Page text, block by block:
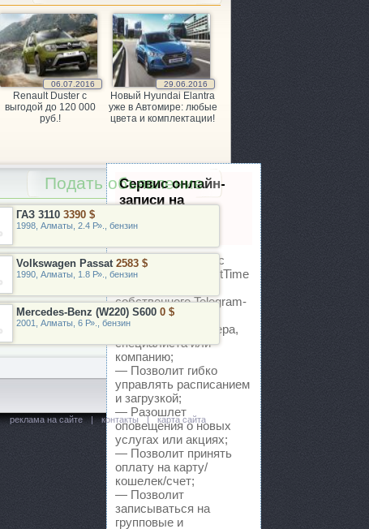
06.07.2016
Renault Duster с
выгодой до 120 000
руб.!
29.06.2016
Новый Hyundai Elantra
уже в Автомире: любые
цвета и комплектации!
Сервис онлайн-
записи на
Telegram-боте
Попробуйте сервис
онлайн-записи VisitTime
собственного Telegram-
бота:
— Разгрузит мастера,
специалиста или
компанию;
— Позволит гибко
управлять расписанием
и загрузкой;
— Разошлет
оповещения о новых
услугах или акциях;
— Позволит принять
оплату на карту/
кошелек/счет;
— Позволит
записываться на
групповые и
Подать объявление
ГАЗ 3110 3390 $
1998, Алматы, 2.4 Р»., бензин
Volkswagen Passat 2583 $
1990, Алматы, 1.8 Р»., бензин
Mercedes-Benz (W220) S600 0 $
2001, Алматы, 6 Р»., бензин
реклама на сайте | контакты | карта сайта